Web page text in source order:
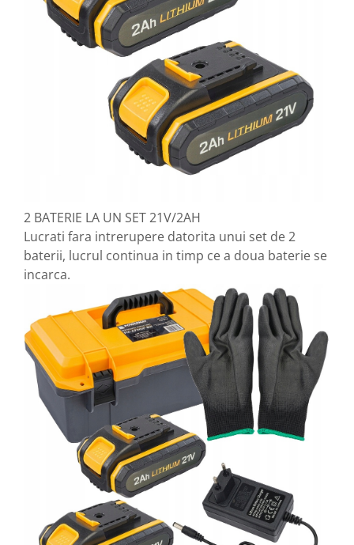
2 BATERIE LA UN SET 21V/2AH
Lucrati fara intrerupere datorita unui set de 2
baterii, lucrul continua in timp ce a doua baterie se
incarca.